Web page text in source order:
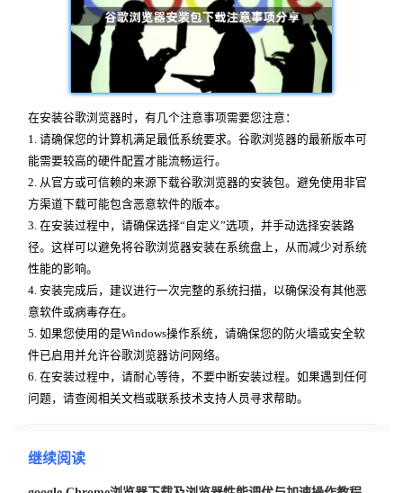
在安装谷歌浏览器时，有几个注意事项需要您注意：
1. 请确保您的计算机满足最低系统要求。谷歌浏览器的最新版本可
能需要较高的硬件配置才能流畅运行。
2. 从官方或可信赖的来源下载谷歌浏览器的安装包。避免使用非官
方渠道下载可能包含恶意软件的版本。
3. 在安装过程中，请确保选择“自定义”选项，并手动选择安装路
径。这样可以避免将谷歌浏览器安装在系统盘上，从而减少对系统
性能的影响。
4. 安装完成后，建议进行一次完整的系统扫描，以确保没有其他恶
意软件或病毒存在。
5. 如果您使用的是Windows操作系统，请确保您的防火墙或安全软
件已启用并允许谷歌浏览器访问网络。
6. 在安装过程中，请耐心等待，不要中断安装过程。如果遇到任何
问题，请查阅相关文档或联系技术支持人员寻求帮助。
继续阅读